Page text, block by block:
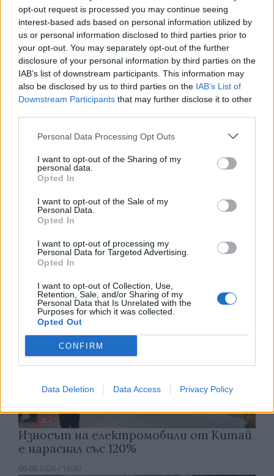
opt-out request is processed you may continue seeing
interest-based ads based on personal information utilized by
us or personal information disclosed to third parties prior to
your opt-out. You may separately opt-out of the further
disclosure of your personal information by third parties on the
IAB’s list of downstream participants. This information may
also be disclosed by us to third parties on the IAB’s List of
Downstream Participants that may further disclose it to other
Personal Data Processing Opt Outs
I want to opt-out of the Sharing of my
personal data.
Opted In
I want to opt-out of the Sale of my
Personal Data.
Opted In
I want to opt-out of processing my
Personal Data for Targeted Advertising.
Opted In
I want to opt-out of Collection, Use,
Retention, Sale, and/or Sharing of my
Personal Data that Is Unrelated with the
Purposes for which it was collected.
Opted Out
CONFIRM
Data Deletion Data Access Privacy Policy
06.08.2026 / 17:30
Френска инвестиция активира
изграждането на интерконектора
между Гърция и Кипър
06.08.2026 / 17:06
Износът на електромобили от Китай
е нараснал със 120%
06.08.2026 / 16:30